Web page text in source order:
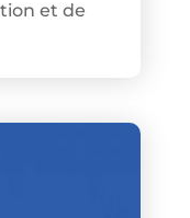
et de